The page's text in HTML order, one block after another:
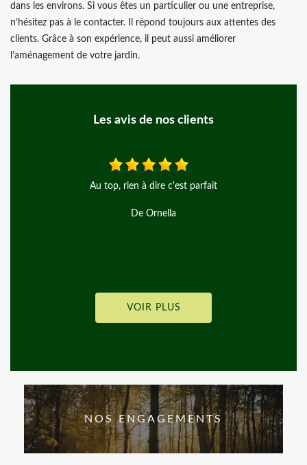
dans les environs. Si vous êtes un particulier ou une entreprise,
n’hésitez pas à le contacter. Il répond toujours aux attentes des
clients. Grâce à son expérience, il peut aussi améliorer
l’aménagement de votre jardin.
Les avis de nos clients
Au top, rien à dire c'est parfait
De Ornella
VOIR PLUS
NOS ENGAGEMENTS